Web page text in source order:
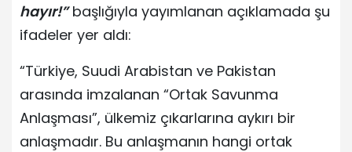
hayır!”başlığıyla yayımlanan açıklamada şu
ifadeler yer aldı:
“Türkiye, Suudi Arabistan ve Pakistan
arasında imzalanan “Ortak Savunma
Anlaşması”, ülkemiz çıkarlarına aykırı bir
anlaşmadır. Bu anlaşmanın hangi ortak